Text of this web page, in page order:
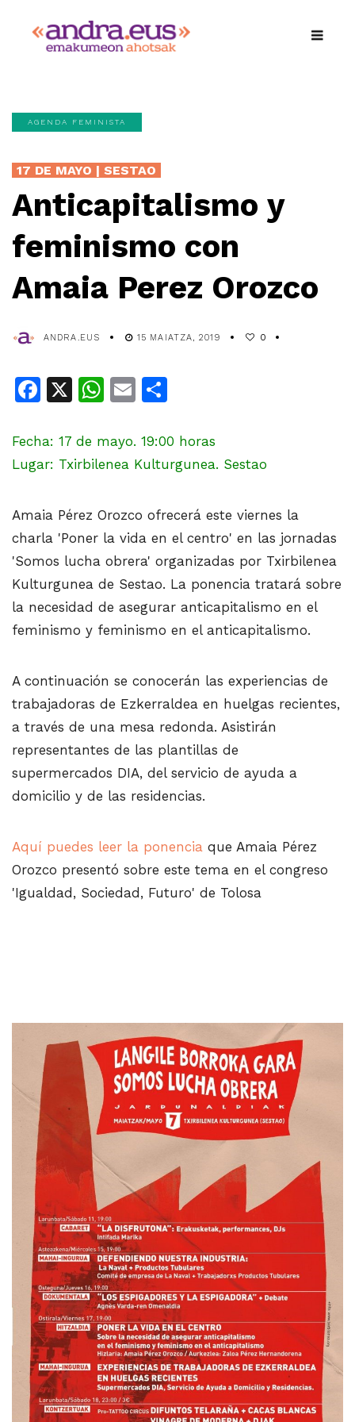
AGENDA FEMINISTA
17 DE MAYO | SESTAO
Anticapitalismo y
feminismo con
Amaia Perez Orozco
ANDRA.EUS 15 MAIATZA, 2019 0
Facebook
X WhatsApp
Email
Fecha: 17 de mayo. 19:00 horas
Lugar: Txirbilenea Kulturgunea. Sestao
Amaia Pérez Orozco ofrecerá este viernes la
charla 'Poner la vida en el centro' en las jornadas
'Somos lucha obrera' organizadas por Txirbilenea
Kulturgunea de Sestao. La ponencia tratará sobre
la necesidad de asegurar anticapitalismo en el
feminismo y feminismo en el anticapitalismo.
A continuación se conocerán las experiencias de
trabajadoras de Ezkerraldea en huelgas recientes,
a través de una mesa redonda. Asistirán
representantes de las plantillas de
supermercados DIA, del servicio de ayuda a
domicilio y de las residencias.
Aquí puedes leer la ponencia que Amaia Pérez
Orozco presentó sobre este tema en el congreso
'Igualdad, Sociedad, Futuro' de Tolosa